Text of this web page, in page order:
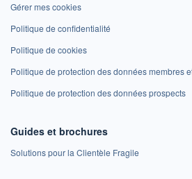
Gérer mes cookies
Politique de confidentialité
Politique de cookies
Politique de protection des données membres
Politique de protection des données prospects
Guides et brochures
Solutions pour la Clientèle Fragile